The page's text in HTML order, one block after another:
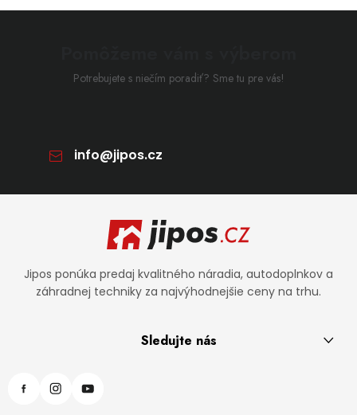
Potrebujete s niečím poradiť? Sme tu pre vás!
info@jipos.cz
Jipos ponúka predaj kvalitného náradia, autodoplnkov a
záhradnej techniky za najvýhodnejšie ceny na trhu.
Sledujte nás